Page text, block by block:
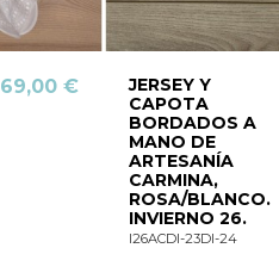
69,00 €
JERSEY Y
CAPOTA
BORDADOS A
MANO DE
ARTESANÍA
CARMINA,
ROSA/BLANCO.
INVIERNO 26.
I26ACDI-23DI-24